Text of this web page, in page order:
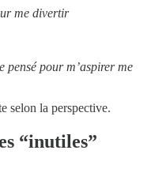
me divertir
pensé pour m’aspirer me
selon la perspective.
“inutiles”